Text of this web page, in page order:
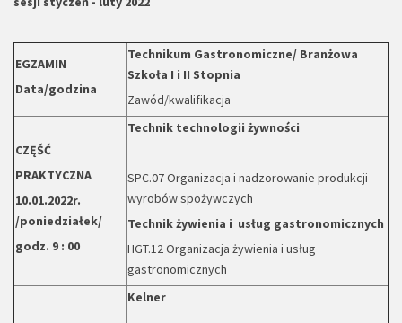
EGZAMIN
Data/godzina
Technikum Gastronomiczne/ Branżowa
Szkoła I i II Stopnia
Zawód/kwalifikacja
CZĘŚĆ
PRAKTYCZNA
10.01.2022r.
/poniedziałek/
godz. 9 : 00
Technik technologii żywności
SPC.07 Organizacja i nadzorowanie produkcji
wyrobów spożywczych
Technik żywienia i usług gastronomicznych
HGT.12 Organizacja żywienia i usług
gastronomicznych
Kelner